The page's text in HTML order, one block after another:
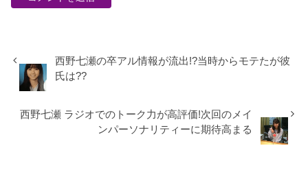
西野七瀬の卒アル情報が流出!?当時からモテたが彼
氏は??
西野七瀬 ラジオでのトーク力が高評価!次回のメイ
ンパーソナリティーに期待高まる